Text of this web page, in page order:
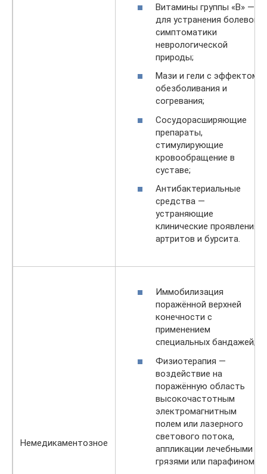
Витамины группы «B» —
для устранения болевой
симптоматики
неврологической
природы;
Мази и гели с эффектом
обезболивания и
согревания;
Сосудорасширяющие
препараты,
стимулирующие
кровообращение в
суставе;
Антибактериальные
средства —
устраняющие
клинические проявления
артритов и бурсита.
Немедикаментозное
Иммобилизация
поражённой верхней
конечности с
применением
специальных бандажей;
Физиотерапия —
воздействие на
поражённую область
высокочастотным
электромагнитным
полем или лазерного
светового потока,
аппликации лечебными
грязями или парафином;